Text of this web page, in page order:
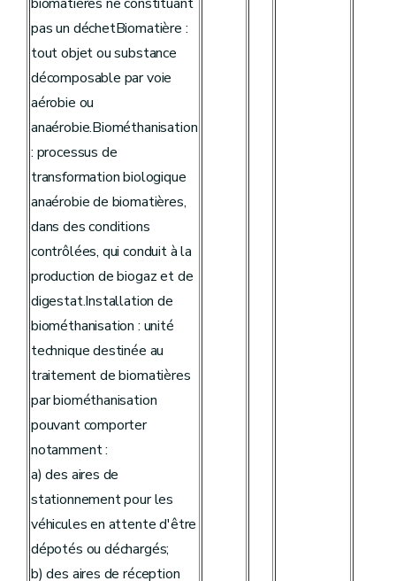
pas un déchetBiomatière :
tout objet ou substance
décomposable par voie
aérobie ou
anaérobie.Biométhanisation
: processus de
transformation biologique
anaérobie de biomatières,
dans des conditions
contrôlées, qui conduit à la
production de biogaz et de
digestat.Installation de
biométhanisation : unité
technique destinée au
traitement de biomatières
par biométhanisation
pouvant comporter
notamment :
a) des aires de
stationnement pour les
véhicules en attente d'être
dépotés ou déchargés;
b) des aires de réception